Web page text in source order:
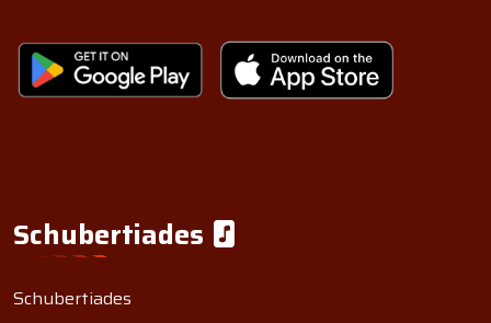
Schubertiades
Schubertiades